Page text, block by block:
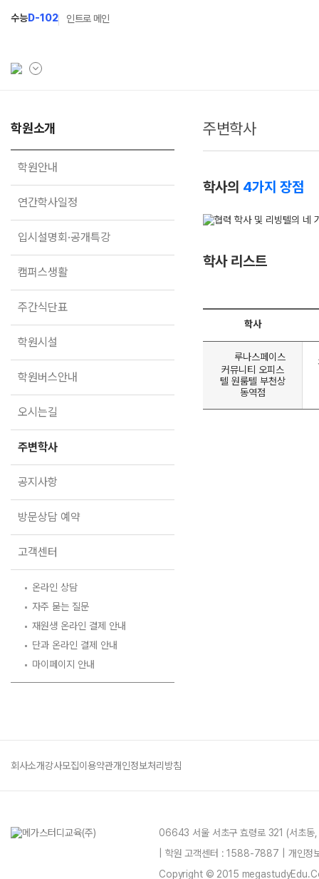
수능D-102 인트로 메인
학원소개
학원안내
연간학사일정
캠퍼스생활
주간식단표
학원시설
학원버스안내
오시는길
주변학사
공지사항
방문상담 예약
온라인 상담
자주 묻는 질문
재원생 온라인 결제 안내
단과 온라인 결제 안내
마이페이지 안내
N Class
2027 반수반
2027 파이널 정규반
N
2027 N수 정규반
학원소개
학원안내
연간학사일정
입시설명회·공개특강
캠퍼스생활
주간식단표
학원시설
학원버스안내
오시는길
주변학사
공지사항
방문상담 예약
고객센터
온라인 상담
자주 묻는 질문
재원생 온라인 결제 안내
단과 온라인 결제 안내
마이페이지 안내
주변학사
학사의 4가지 장점
학사 리스트
학사
루나스페이스
커뮤니티 오피스
텔 원룸텔 부천상
동역점
회사소개강사모집이용약관개인정보처리방침
06643 서울 서초구 효령로 321 (서초
| 학원 고객센터 : 1588-7887 | 개인
Copyright © 2015